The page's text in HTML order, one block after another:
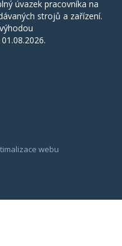
úvazek pracovníka na
strojů a zařízení.
webu